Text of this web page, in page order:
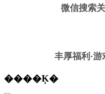
微信搜索
丰厚福利 ·
����Ķ�